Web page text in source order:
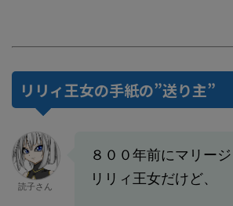
リリィ王女の手紙の”送り主”
読子さん
８００年前にマリー
リリィ王女だけど、